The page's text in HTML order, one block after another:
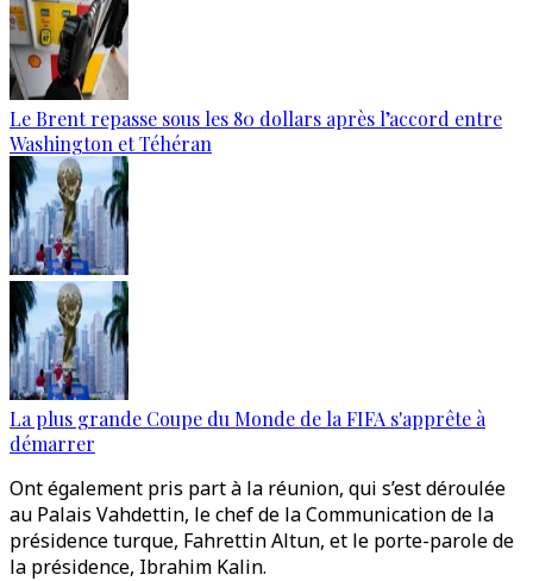
Le Brent repasse sous les 80 dollars après l’accord entre
Washington et Téhéran
La plus grande Coupe du Monde de la FIFA s'apprête à
démarrer
Ont également pris part à la réunion, qui s’est déroulée
au Palais Vahdettin, le chef de la Communication de la
présidence turque, Fahrettin Altun, et le porte-parole de
la présidence, Ibrahim Kalin.